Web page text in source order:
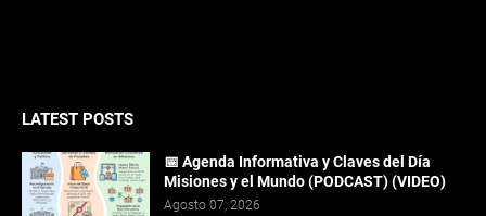
LATEST POSTS
📅 Agenda Informativa y Claves del Día
Misiones y el Mundo (PODCAST) (VIDEO)
Agosto 07, 2026